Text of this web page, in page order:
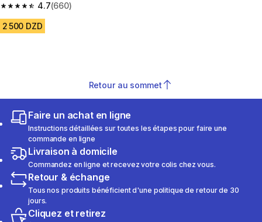
4.7
4.7 out of 5 stars from 660 reviews
(660)
2 500 DZD
Retour au sommet
Faire un achat en ligne
Instructions détaillées sur toutes les étapes pour faire une
commande en ligne
Livraison à domicile
Commandez en ligne et recevez votre colis chez vous.
Retour & échange
Tous nos produits bénéficient d'une politique de retour de 30
jours.
Cliquez et retirez